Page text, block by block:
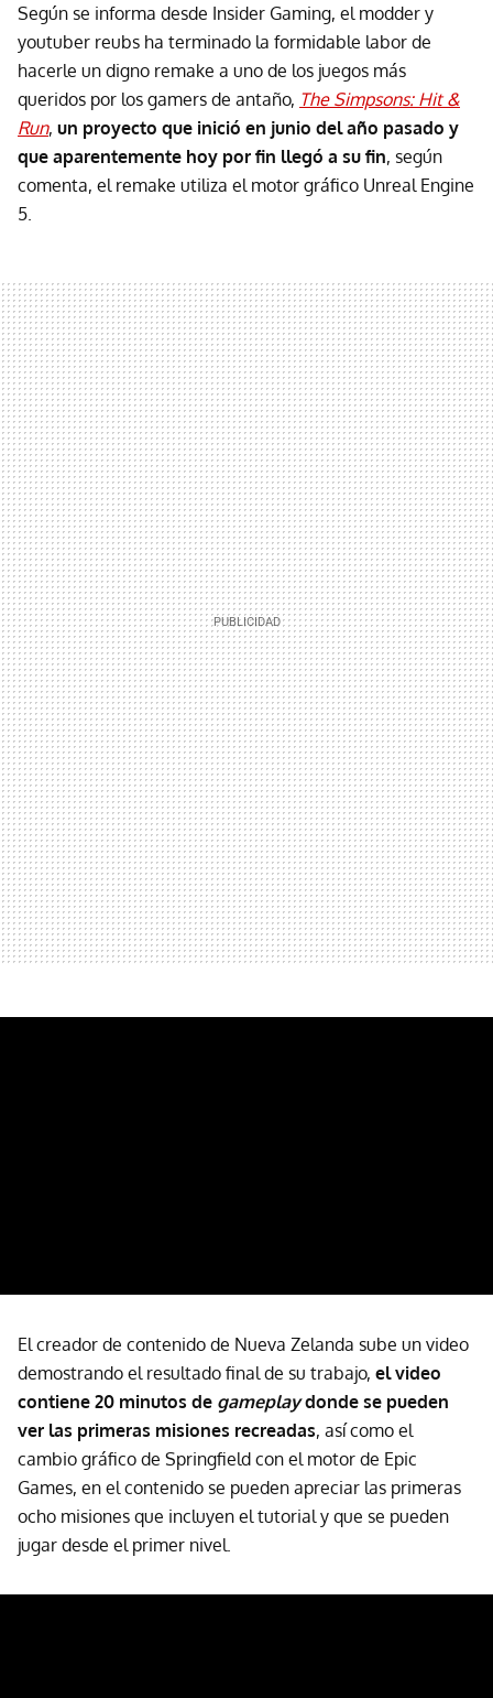
Según se informa desde Insider Gaming, el modder y
youtuber reubs ha terminado la formidable labor de
hacerle un digno remake a uno de los juegos más
queridos por los gamers de antaño, The Simpsons: Hit &
Run, un proyecto que inició en junio del año pasado y
que aparentemente hoy por fin llegó a su fin, según
comenta, el remake utiliza el motor gráfico Unreal Engine
5.
El creador de contenido de Nueva Zelanda sube un video
demostrando el resultado final de su trabajo, el video
contiene 20 minutos de gameplaydonde se pueden
ver las primeras misiones recreadas, así como el
cambio gráfico de Springfield con el motor de Epic
Games, en el contenido se pueden apreciar las primeras
ocho misiones que incluyen el tutorial y que se pueden
jugar desde el primer nivel.